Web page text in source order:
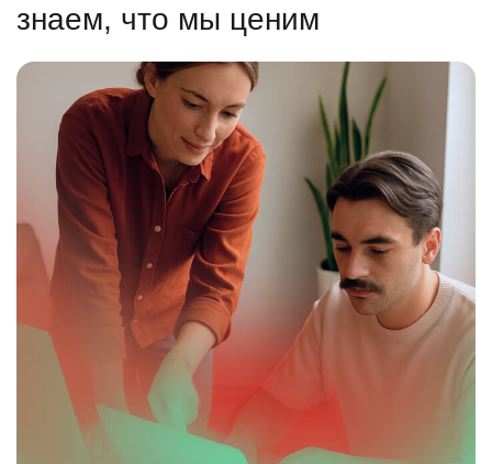
знаем, что мы ценим